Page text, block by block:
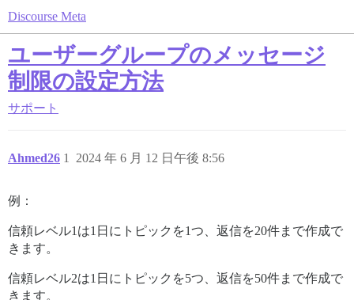
Discourse Meta
ユーザーグループのメッセージ
制限の設定方法
サポート
Ahmed26 2024 年 6 月 12 日午後 8:56
1
例：
信頼レベル1は1日にトピックを1つ、返信を20件まで作成で
きます。
信頼レベル2は1日にトピックを5つ、返信を50件まで作成で
きます。